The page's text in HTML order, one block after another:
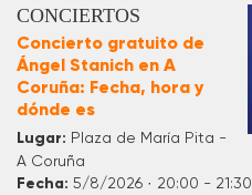
CONCIERTOS
Concierto gratuito de
Ángel Stanich en A
Coruña: Fecha, hora y
dónde es
Lugar: Plaza de María Pita -
A Coruña
Fecha: 5/8/2026 · 20:00 - 21:30